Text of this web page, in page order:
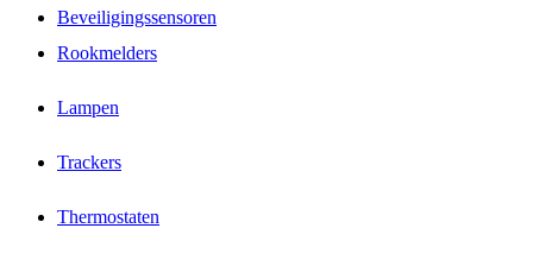
Beveiligingssensoren
Rookmelders
Lampen
Trackers
Thermostaten